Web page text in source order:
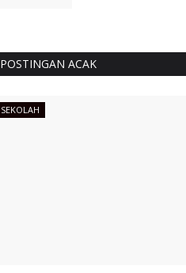
POSTINGAN ACAK
SEKOLAH